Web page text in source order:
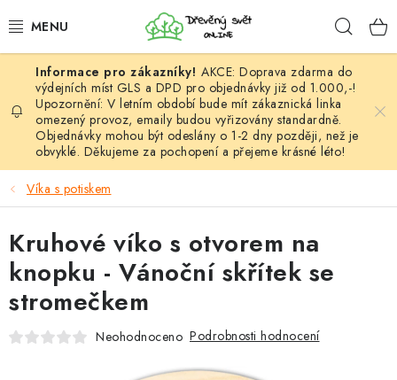
na
HÁČKOVÁNÍ
VYPLÉTÁNÍ
PŘÍZE
DOPLŇKY
TVOŘENÍ
AKCE: Doprava zdarma do
výdejních míst GLS a DPD pro objednávky již od 1.000,-!
Upozornění: V letním období bude mít zákaznická linka
omezený provoz, emaily budou vyřizovány standardně.
Objednávky mohou být odeslány o 1-2 dny později, než je
obvyklé. Děkujeme za pochopení a přejeme krásné léto!
Víka s potiskem
Kruhové víko s otvorem na
knopku - Vánoční skřítek se
stromečkem
Neohodnoceno Podrobnosti hodnocení